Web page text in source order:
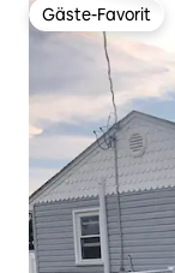
Gäste-Favorit
Gäste-Favorit